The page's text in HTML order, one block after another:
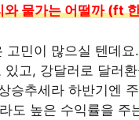
와 물가는 어떨까 (ft
고민이 많으실 텐데
있고, 강달러로 달러
승추세라 하반기엔
도 높은 수익률을